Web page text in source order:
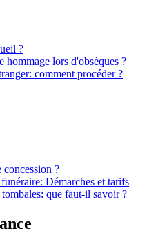
?
hommage lors d'obsèques ?
comment procéder ?
?
Démarches et tarifs
que faut-il savoir ?